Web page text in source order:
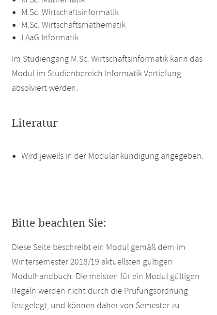
M.Sc. Wirtschaftsinformatik
M.Sc. Wirtschaftsmathematik
LAaG Informatik
Im Studiengang M.Sc. Wirtschaftsinformatik kann das
Modul im Studienbereich Informatik Vertiefung
absolviert werden.
Literatur
Wird jeweils in der Modulankündigung angegeben.
Bitte beachten Sie:
Diese Seite beschreibt ein Modul gemäß dem im
Wintersemester 2018/19 aktuellsten gültigen
Modulhandbuch. Die meisten für ein Modul gültigen
Regeln werden nicht durch die Prüfungsordnung
festgelegt, und können daher von Semester zu